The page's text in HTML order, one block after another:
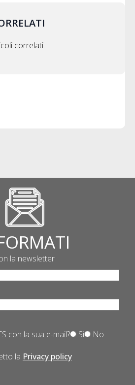
correlati.
la newsletter
con la sua e-mail? Sì No
la Privacy policy